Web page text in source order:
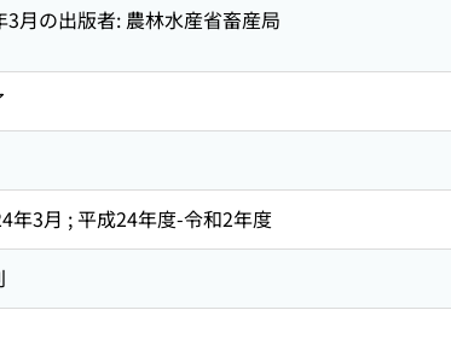
3月の出版者: 農林水産省畜産局
年3月 ; 平成24年度-令和2年度